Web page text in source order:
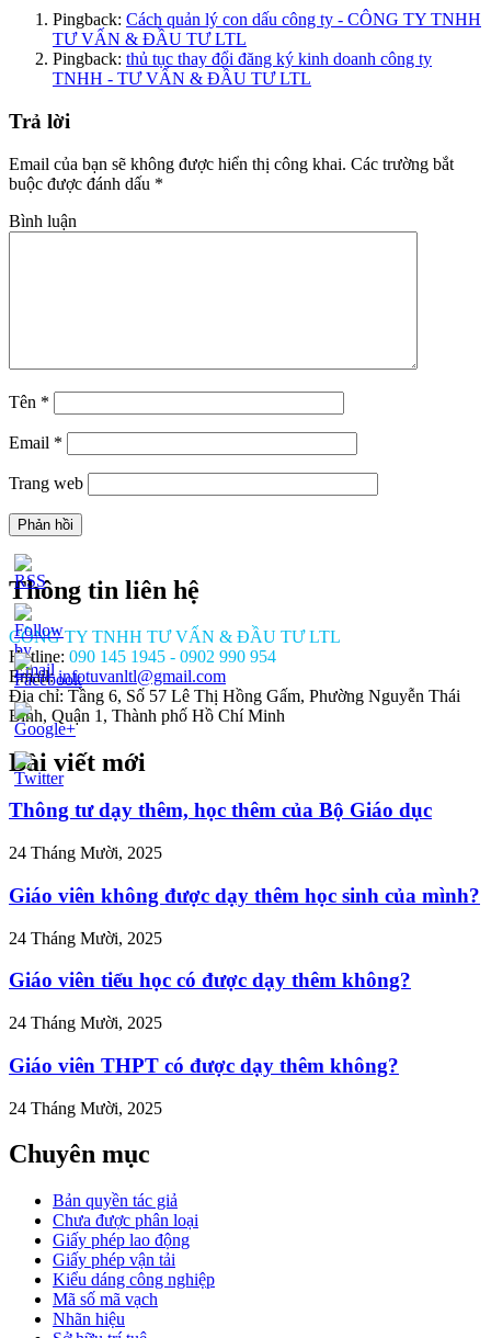
Pingback: Cách quản lý con dấu công ty - CÔNG TY TNHH
TƯ VẤN & ĐẦU TƯ LTL
Pingback: thủ tục thay đổi đăng ký kinh doanh công ty
TNHH - TƯ VẤN & ĐẦU TƯ LTL
Trả lời
Email của bạn sẽ không được hiển thị công khai. Các trường bắt
buộc được đánh dấu *
Bình luận
Tên *
Email *
Trang web
thong-
Thông tin liên hệ
CÔNG TY TNHH TƯ VẤN & ĐẦU TƯ LTL
Hotline: 090 145 1945 - 0902 990 954
Email:infotuvanltl@gmail.com
Địa chỉ: Tầng 6, Số 57 Lê Thị Hồng Gấm, Phường Nguyễn Thái
Bình, Quận 1, Thành phố Hồ Chí Minh
Bài viết mới
Thông tư dạy thêm, học thêm của Bộ Giáo dục
24 Tháng Mười, 2025
Giáo viên không được dạy thêm học sinh của mình?
24 Tháng Mười, 2025
Giáo viên tiểu học có được dạy thêm không?
24 Tháng Mười, 2025
Giáo viên THPT có được dạy thêm không?
24 Tháng Mười, 2025
Chuyên mục
Bản quyền tác giả
Chưa được phân loại
Giấy phép lao động
Giấy phép vận tải
Kiểu dáng công nghiệp
Mã số mã vạch
Nhãn hiệu